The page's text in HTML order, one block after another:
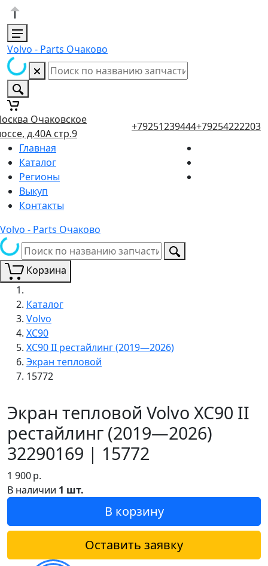
Volvo - Parts Очаково
Очаковское
д.40А стр.9
+79251239444+79254222203
Главная
Каталог
Регионы
Выкуп
Контакты
Volvo - Parts Очаково
Корзина
Каталог
Volvo
XC90
XC90 II рестайлинг (2019—2026)
Экран тепловой
15772
Экран тепловой Volvo XC90 II
рестайлинг (2019—2026)
32290169 | 15772
1 900р.
В наличии 1 шт.
В корзину
Оставить заявку